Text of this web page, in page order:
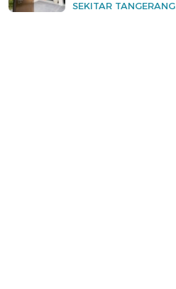
SEKITAR TANGERANG